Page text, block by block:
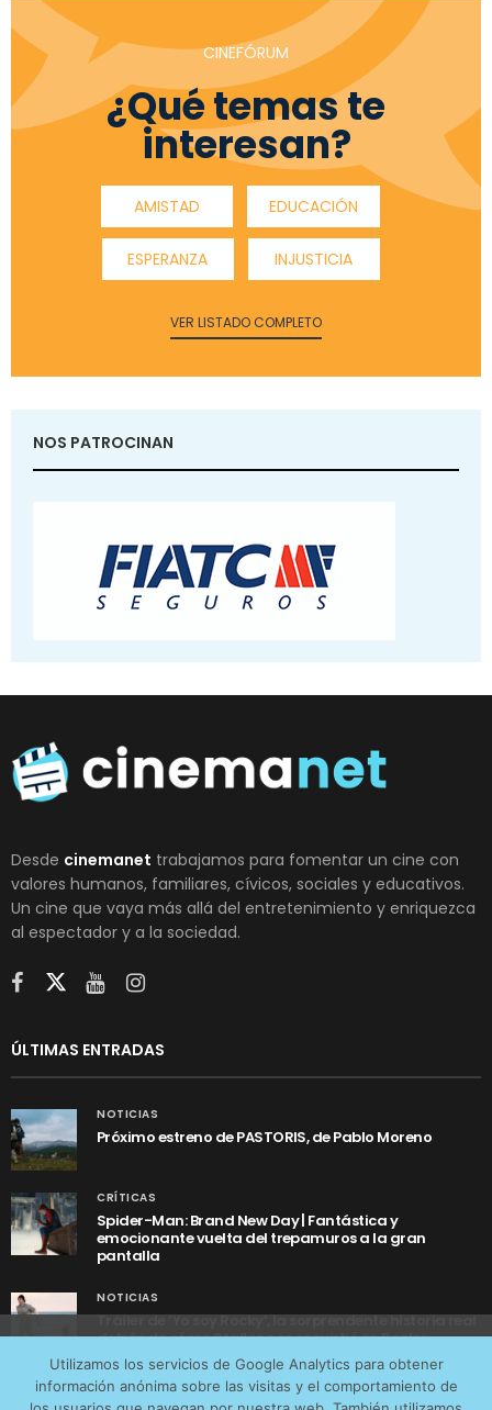
CINEFÓRUM
¿Qué temas te
interesan?
AMISTAD EDUCACIÓN
ESPERANZA INJUSTICIA
VER LISTADO COMPLETO
NOS PATROCINAN
Desde cinemanet trabajamos para fomentar un cine con
valores humanos, familiares, cívicos, sociales y educativos.
Un cine que vaya más allá del entretenimiento y enriquezca
al espectador y a la sociedad.
ÚLTIMAS ENTRADAS
NOTICIAS
Próximo estreno de PASTORIS, de Pablo Moreno
CRÍTICAS
Spider-Man: Brand New Day | Fantástica y
emocionante vuelta del trepamuros a la gran
pantalla
NOTICIAS
Tráiler de ‘Yo soy Rocky’, la sorprendente historia real
detrás de cómo Stallone se convirtió en Rocky
Utilizamos los servicios de Google Analytics para obtener
información anónima sobre las visitas y el comportamiento de
tráfico web que recibimos y conocer los servicios que
más os interesan. Puede cambiar las preferencias y